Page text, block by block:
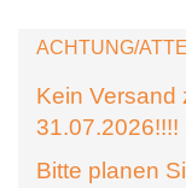
ACHTUNG/
Kein Versand
31.07.2026!!!!
Bitte planen